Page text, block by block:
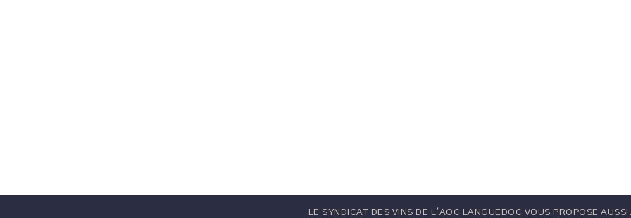
LE SYNDICAT DES VINS DE L'AOC LANGUEDOC VOUS PROPOSE